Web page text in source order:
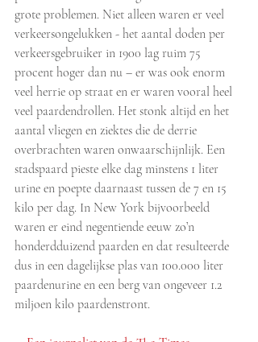
grote problemen. Niet alleen waren er veel
verkeersongelukken - het aantal doden per
verkeersgebruiker in 1900 lag ruim 75
procent hoger dan nu – er was ook enorm
veel herrie op straat en er waren vooral heel
veel paardendrollen. Het stonk altijd en het
aantal vliegen en ziektes die de derrie
overbrachten waren onwaarschijnlijk. Een
stadspaard pieste elke dag minstens 1 liter
urine en poepte daarnaast tussen de 7 en 15
kilo per dag. In New York bijvoorbeeld
waren er eind negentiende eeuw zo’n
honderdduizend paarden en dat resulteerde
dus in een dagelijkse plas van 100.000 liter
paardenurine en een berg van ongeveer 1.2
miljoen kilo paardenstront.